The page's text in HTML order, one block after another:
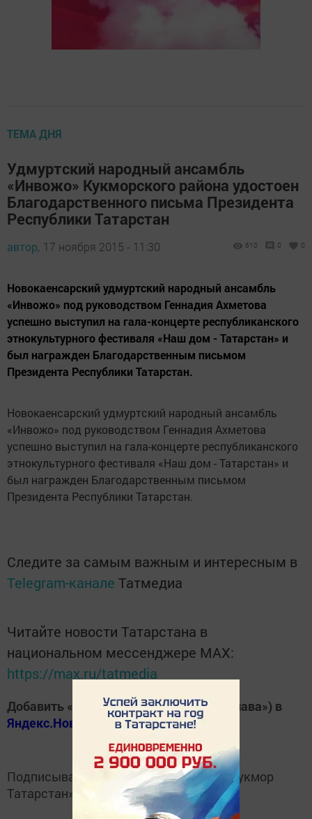
ТЕМА ДНЯ
Удмуртский народный ансамбль
«Инвожо» Кукморского района удостоен
Благодарственного письма Президента
Республики Татарстан
автор, 17 ноября 2015 - 11:30 610 0 0
Новокаенсарский удмуртский народный ансамбль
«Инвожо» под руководством Геннадия Ахметова
успешно выступил на гала-концерте республиканского
этнокультурного фестиваля «Наш дом - Татарстан» и
был награжден Благодарственным письмом
Президента Республики Татарстан.
Новокаенсарский удмуртский народный ансамбль
«Инвожо» под руководством Геннадия Ахметова
успешно выступил на гала-концерте республиканского
этнокультурного фестиваля «Наш дом - Татарстан» и
был награжден Благодарственным письмом
Президента Республики Татарстан.
Следите за самым важным и интересным в
Telegram-канале Татмедиа
Читайте новости Татарстана в
национальном мессенджере MАХ:
https://max.ru/tatmedia
Добавить «Хезмэт даны» («Трудовая слава») в
Яндекс.Новости
Подписывайтесь на Telegram-канал«Кукмор
Татарстан»